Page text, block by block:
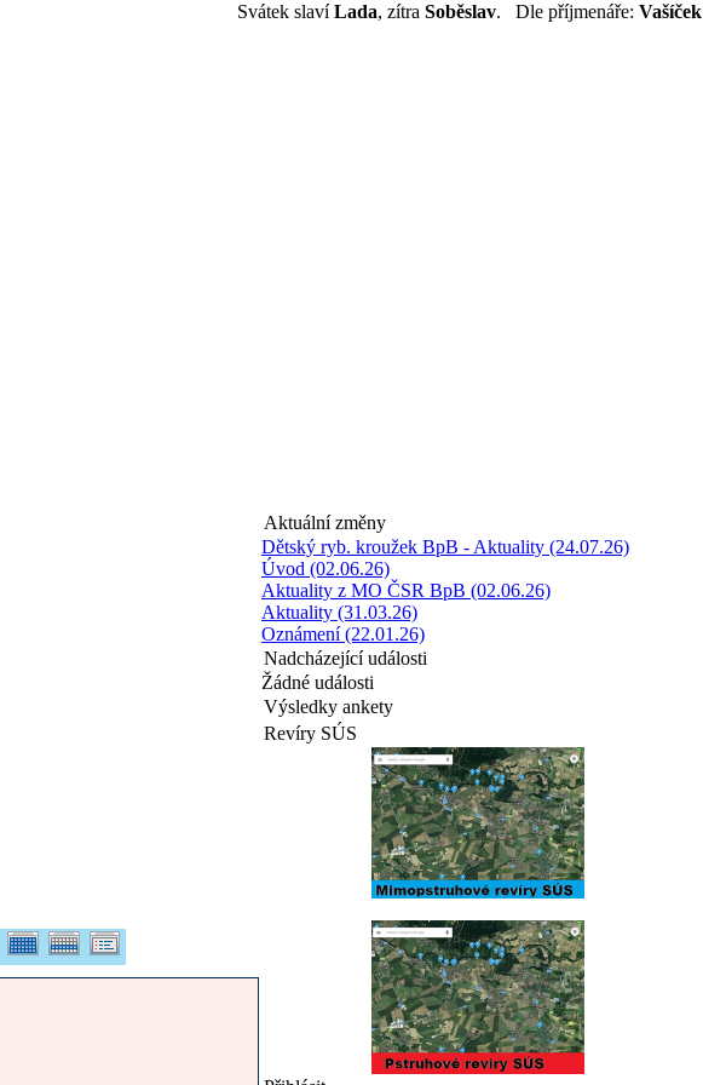
Svátek slavíLada, zítra Soběslav. Dle příjmenáře: Vašíček
Aktuální změny
Dětský ryb. kroužek BpB - Aktuality (24.07.26)
Úvod (02.06.26)
Aktuality z MO ČSR BpB (02.06.26)
Aktuality (31.03.26)
Oznámení (22.01.26)
Nadcházející události
Žádné události
Výsledky ankety
Revíry SÚS